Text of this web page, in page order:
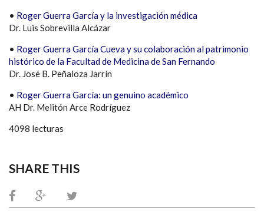
• Roger Guerra García y la investigación médica
Dr. Luis Sobrevilla Alcázar
• Roger Guerra García Cueva y su colaboración al patrimonio
histórico de la Facultad de Medicina de San Fernando
Dr. José B. Peñaloza Jarrín
• Roger Guerra García: un genuino académico
AH Dr. Melitón Arce Rodríguez
4098 lecturas
SHARE THIS